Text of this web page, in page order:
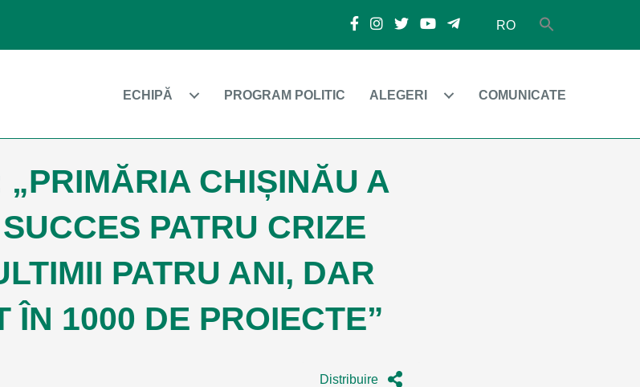
RO
ECHIPĂ PROGRAM POLITIC ALEGERI COMUNICATE
CHIȘINĂU A
PATRU CRIZE
PATRU ANI, DAR
ÎN 1000 DE PROIECTE”
Distribuire